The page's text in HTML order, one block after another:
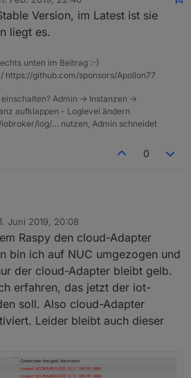
von
Version, im Latest ist sie
liegt es.
unten im Beitrag :-)
https://github.com/sponsors/Apollon77
Admin -> Instanzen ->
aufklappen - Loglevel ändern
log/… nutzen, Admin schneidet
0
Juni 2019, 20:08
von
Raspy den cloud-Adapter
bin ich auf NUC umgezogen und
der cloud-Adapter bleibt gelb.
erfahren, das jetzt der iot-
soll. Also cloud-Adapter
Leider bleibt auch dieser